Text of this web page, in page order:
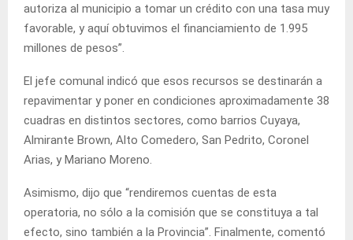
autoriza al municipio a tomar un crédito con una tasa muy
favorable, y aquí obtuvimos el financiamiento de 1.995
millones de pesos”.
El jefe comunal indicó que esos recursos se destinarán a
repavimentar y poner en condiciones aproximadamente 38
cuadras en distintos sectores, como barrios Cuyaya,
Almirante Brown, Alto Comedero, San Pedrito, Coronel
Arias, y Mariano Moreno.
Asimismo, dijo que “rendiremos cuentas de esta
operatoria, no sólo a la comisión que se constituya a tal
efecto, sino también a la Provincia”. Finalmente, comentó